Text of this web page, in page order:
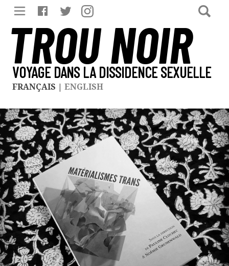
TROU NOIR
VOYAGE DANS LA DISSIDENCE SEXUELLE
FRANÇAIS | ENGLISH